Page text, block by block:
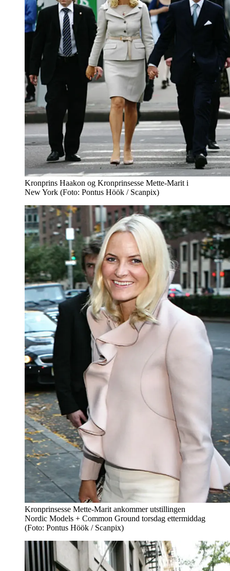
Kronprins Haakon og Kronprinsesse Mette-Marit i
New York (Foto: Pontus Höök / Scanpix)
Kronprinsesse Mette-Marit ankommer utstillingen
Nordic Models + Common Ground torsdag ettermiddag
(Foto: Pontus Höök / Scanpix)